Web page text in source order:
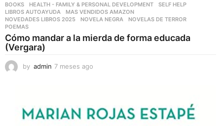
BOOKS ,HEALTH - FAMILY & PERSONAL DEVELOPMENT ,SELF HELP
LIBROS AUTOAYUDA
,MAS VENDIDOS AMAZON
NOVEDADES LIBROS 2025
,NOVELA NEGRA ,NOVELAS DE TERROR
POEMAS
Cómo mandar a la mierda de forma educada
(Vergara)
by admin 7 meses ago
s
a